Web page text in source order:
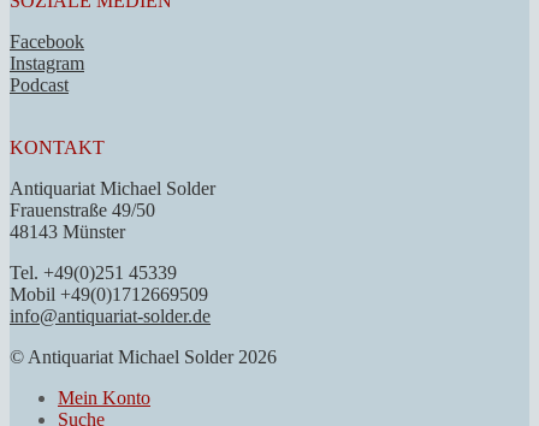
Facebook
Instagram
Podcast
KONTAKT
Antiquariat Michael Solder
Frauenstraße 49/50
48143 Münster
Tel. +49(0)251 45339
Mobil +49(0)1712669509
info@antiquariat-solder.de
© Antiquariat Michael Solder 2026
Mein Konto
Suche